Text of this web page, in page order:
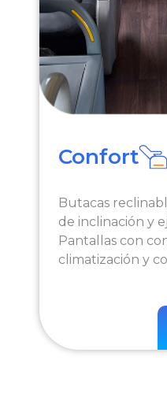
Confort
Butacas
de inclinación y
Pantallas con
climatización y